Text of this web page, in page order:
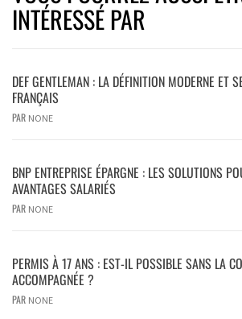
INTÉRESSÉ PAR
DEF GENTLEMAN : LA DÉFINITION MODERNE ET
FRANÇAIS
PAR NONE
BNP ENTREPRISE ÉPARGNE : LES SOLUTIONS
AVANTAGES SALARIÉS
PAR NONE
PERMIS À 17 ANS : EST-IL POSSIBLE SANS LA
ACCOMPAGNÉE ?
PAR NONE